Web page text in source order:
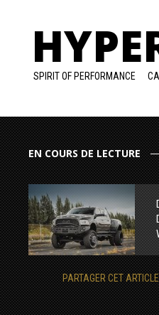
SPIRIT OF PERFORMANCE
EN COURS DE LECTURE
PARTAGER CET